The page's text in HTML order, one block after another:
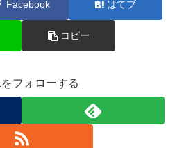
Facebook はてブ
コピー
フォローする